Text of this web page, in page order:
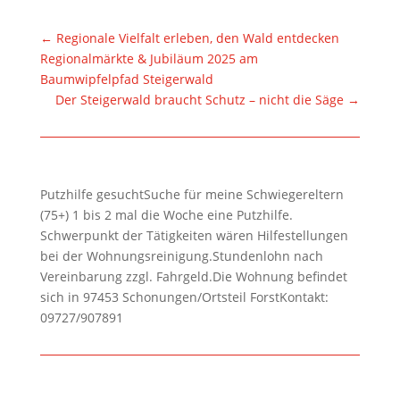
← Regionale Vielfalt erleben, den Wald entdecken
Regionalmärkte & Jubiläum 2025 am
Baumwipfelpfad Steigerwald
Der Steigerwald braucht Schutz – nicht die Säge →
Putzhilfe gesuchtSuche für meine Schwiegereltern
(75+) 1 bis 2 mal die Woche eine Putzhilfe.
Schwerpunkt der Tätigkeiten wären Hilfestellungen
bei der Wohnungsreinigung.Stundenlohn nach
Vereinbarung zzgl. Fahrgeld.Die Wohnung befindet
sich in 97453 Schonungen/Ortsteil ForstKontakt:
09727/907891